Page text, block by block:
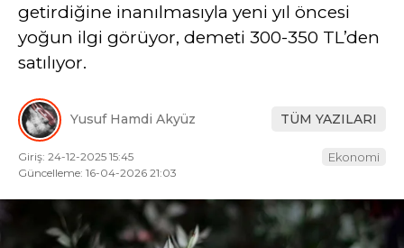
GÜNDEM
SPOR
MAGAZIN
POLITIKA
EĞITIM
getirdiğine inanılmasıyla yeni yıl öncesi
yoğun ilgi görüyor, demeti 300-350 TL’den
satılıyor.
Yusuf Hamdi Akyüz TÜM YAZILARI
Giriş: 24-12-2025 15:45
Güncelleme: 16-04-2026 21:03
Ekonomi